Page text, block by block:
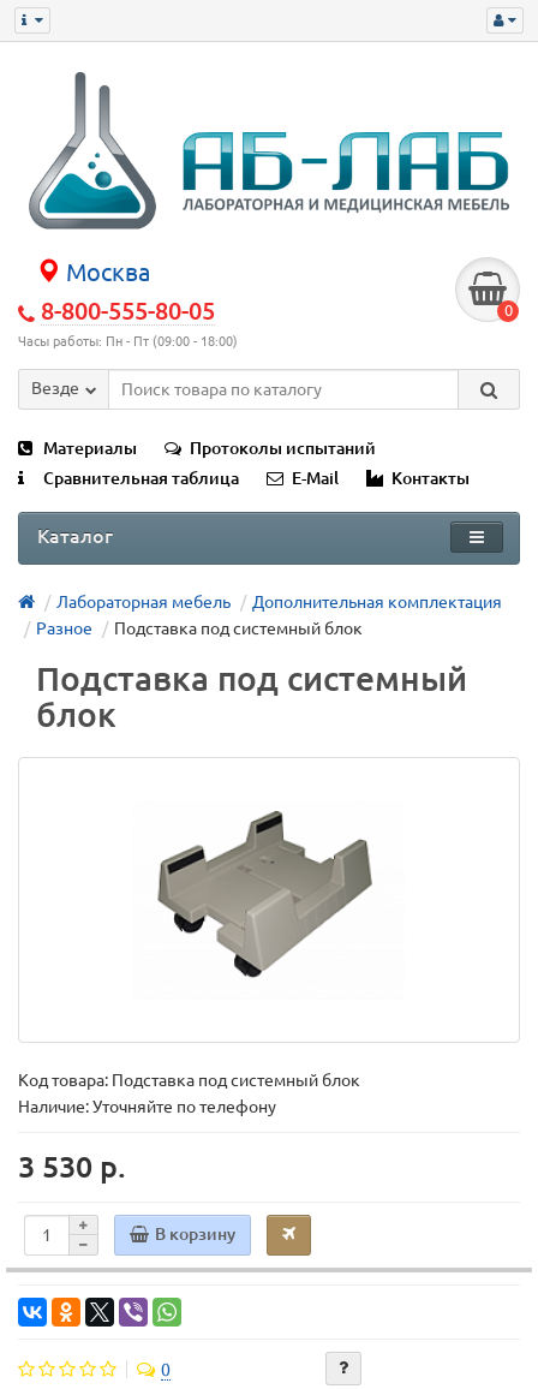
Москва
8-800-555-80-05
Часы работы: Пн - Пт (09:00 - 18:00)
0
Везде
Материалы
Протоколы испытаний
Сравнительная таблица
E-Mail Контакты
Каталог
Лабораторная мебель
Дополнительная комплектация
Разное
Подставка под системный блок
Подставка под системный
блок
Код товара: Подставка под системный блок
Наличие: Уточняйте по телефону
3 530 р.
В корзину
0